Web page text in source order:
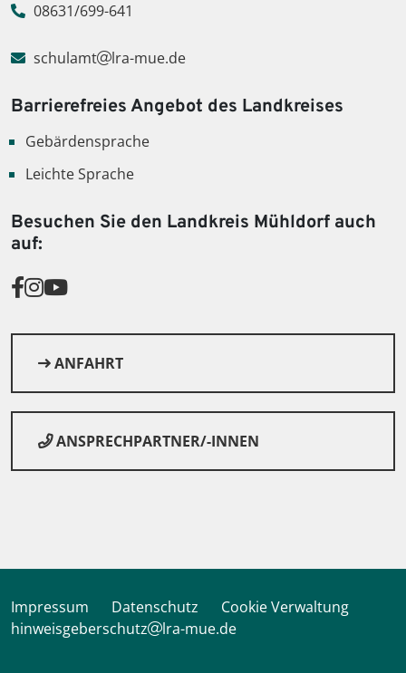
08631/699-641
schulamt lra-mue.de
Barrierefreies Angebot des Landkreises
Gebärdensprache
Leichte Sprache
Besuchen Sie den Landkreis Mühldorf auch
auf:
ANFAHRT
ANSPRECHPARTNER/-INNEN
Impressum Datenschutz
Cookie Verwaltung
hinweisgeberschutz
lra-mue.de